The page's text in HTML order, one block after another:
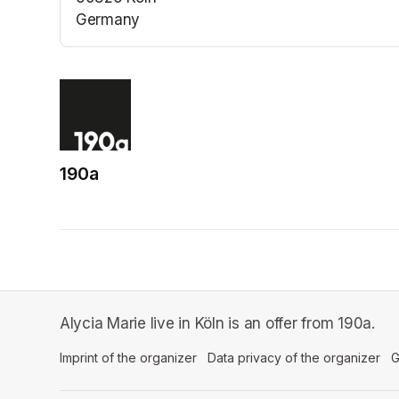
Germany
(opens in a new tab)
190a
Alycia Marie live in Köln is an offer from 190a.
Imprint of the organizer (opens in a new tab)
Data privacy of the organizer